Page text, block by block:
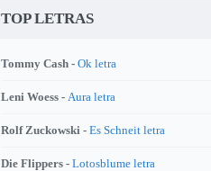
TOP LETRAS
Tommy Cash - Ok letra
Leni Woess - Aura letra
Rolf Zuckowski - Es Schneit letra
Die Flippers - Lotosblume letra